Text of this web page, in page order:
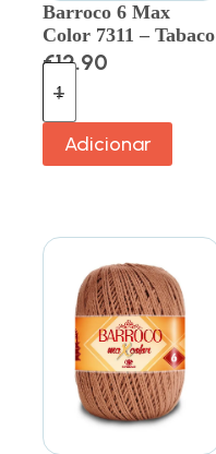
Barroco 6 Max
Color 7311 – Tabaco
€12.90
Adicionar